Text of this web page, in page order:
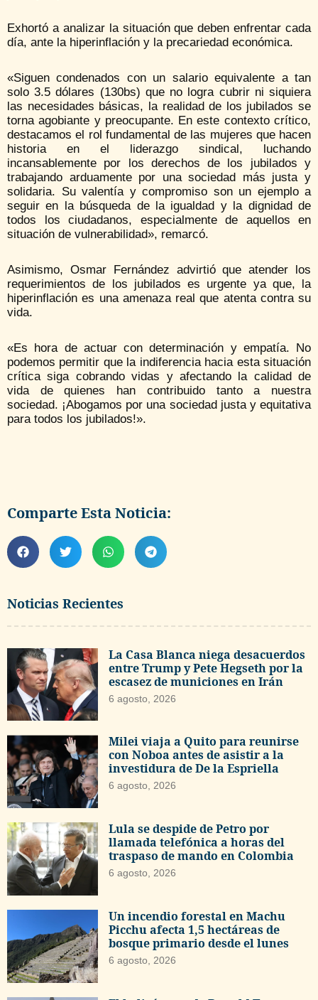
Noticias Recientes
La Casa Blanca niega desacuerdos
entre Trump y Pete Hegseth por la
escasez de municiones en Irán
6 agosto, 2026
Milei viaja a Quito para reunirse
con Noboa antes de asistir a la
investidura de De la Espriella
6 agosto, 2026
Lula se despide de Petro por
llamada telefónica a horas del
traspaso de mando en Colombia
6 agosto, 2026
Un incendio forestal en Machu
Picchu afecta 1,5 hectáreas de
bosque primario desde el lunes
6 agosto, 2026
Exhortó a analizar la situación que deben enfrentar cada
día, ante la hiperinflación y la precariedad económica.
«Siguen condenados con un salario equivalente a tan
solo 3.5 dólares (130bs) que no logra cubrir ni siquiera
las necesidades básicas, la realidad de los jubilados se
torna agobiante y preocupante. En este contexto crítico,
destacamos el rol fundamental de las mujeres que hacen
historia en el liderazgo sindical, luchando
incansablemente por los derechos de los jubilados y
trabajando arduamente por una sociedad más justa y
solidaria. Su valentía y compromiso son un ejemplo a
seguir en la búsqueda de la igualdad y la dignidad de
todos los ciudadanos, especialmente de aquellos en
situación de vulnerabilidad», remarcó.
Asimismo, Osmar Fernández advirtió que atender los
requerimientos de los jubilados es urgente ya que, la
hiperinflación es una amenaza real que atenta contra su
vida.
«Es hora de actuar con determinación y empatía. No
podemos permitir que la indiferencia hacia esta situación
crítica siga cobrando vidas y afectando la calidad de
vida de quienes han contribuido tanto a nuestra
sociedad. ¡Abogamos por una sociedad justa y equitativa
para todos los jubilados!».
Comparte Esta Noticia: